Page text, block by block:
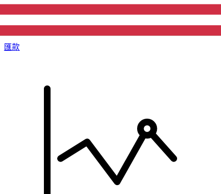
快捷安全地上網匯款。即時追蹤和通知外加靈活的遞送和付款
選項。
匯款